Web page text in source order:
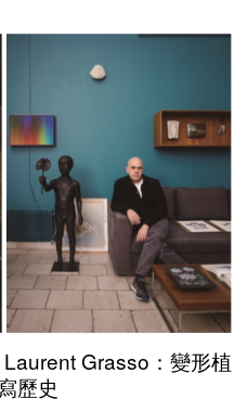
Laurent Grasso：變形植
歷史